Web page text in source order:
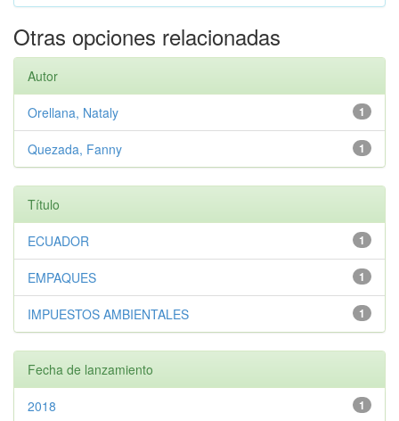
Otras opciones relacionadas
Autor
1
Orellana, Nataly
1
Quezada, Fanny
Título
1
ECUADOR
1
EMPAQUES
1
IMPUESTOS AMBIENTALES
Fecha de lanzamiento
1
2018